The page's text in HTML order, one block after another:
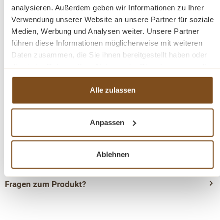
analysieren. Außerdem geben wir Informationen zu Ihrer
Verwendung unserer Website an unsere Partner für soziale
Medien, Werbung und Analysen weiter. Unsere Partner
führen diese Informationen möglicherweise mit weiteren
Daten zusammen, die Sie ihnen bereitgestellt haben oder
haben.
Alle zulassen
Anpassen
Ablehnen
werden.
Abmessungen: H/B/T: 86 cm x 106 cm x 47 cm
Landhausstil
1 Unterteil
Geben Sie bitte Ihre gewünschte Farbe beim Kauf
im Kommentarfeld mit an.
Fragen zum Produkt?